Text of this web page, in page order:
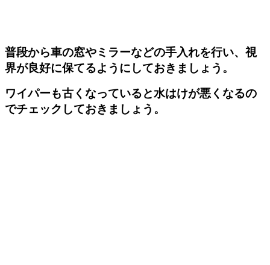
普段から車の窓やミラーなどの手入れを行い、視
界が良好に保てるようにしておきましょう。
ワイパーも古くなっていると水はけが悪くなるの
でチェックしておきましょう。